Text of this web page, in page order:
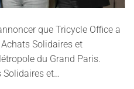
que Tricycle Office a
Solidaires et
du Grand Paris.
Solidaires et…